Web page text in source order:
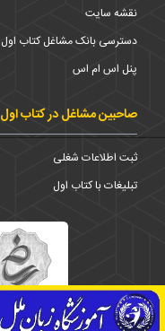
نقشه سایت
دسترسی بانک مشاغل کتاب اول
پنل اس ام اس
صاحبین مشاغل در کتاب اول
ثبت اطلاعات شغلی
تبلیغات با کتاب اول